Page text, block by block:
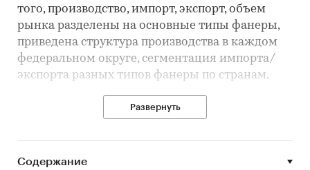
того, производство, импорт, экспорт, объем
рынка разделены на основные типы фанеры,
приведена структура производства в каждом
федеральном округе, сегментация импорта/
экспорта разных типов фанеры по странам.
(м3) для более удобного восприятия и анализа.
Для наиболее полного понимания положения
на рынке фанеры каждого из регионов России,
Развернуть
Содержание